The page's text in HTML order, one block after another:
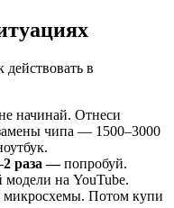
в
начинай. Отнеси
чипа — 1500–3000
раза —попробуй.
модели на YouTube.
Потом купи